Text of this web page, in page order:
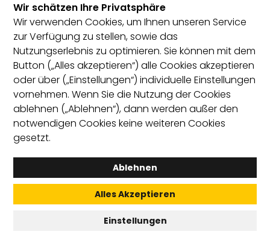
Wir schätzen Ihre Privatsphäre
Wir verwenden Cookies, um Ihnen unseren Service
zur Verfügung zu stellen, sowie das
Nutzungserlebnis zu optimieren. Sie können mit dem
Button („Alles akzeptieren“) alle Cookies akzeptieren
oder über („Einstellungen“) individuelle Einstellungen
vornehmen. Wenn Sie die Nutzung der Cookies
ablehnen („Ablehnen“), dann werden außer den
notwendigen Cookies keine weiteren Cookies
gesetzt.
Ablehnen
Alles Akzeptieren
Einstellungen